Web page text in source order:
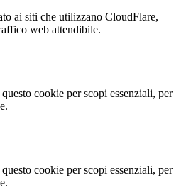
ai siti che utilizzano CloudFlare,
web attendibile.
cookie per scopi essenziali, per
cookie per scopi essenziali, per